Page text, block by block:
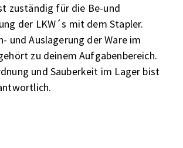
zuständig für die Be-und
der LKW´s mit dem Stapler.
und Auslagerung der Ware im
zu deinem Aufgabenbereich.
und Sauberkeit im Lager bist